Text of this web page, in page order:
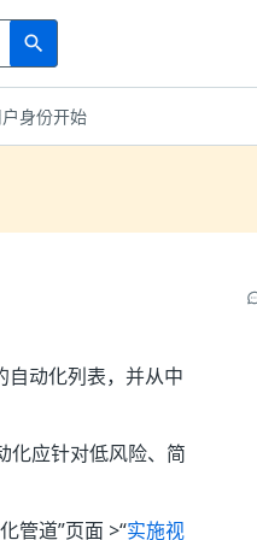
search
Search
身份开始
自动化列表，并从中
化应针对低风险、简
管道”页面 >“实施视